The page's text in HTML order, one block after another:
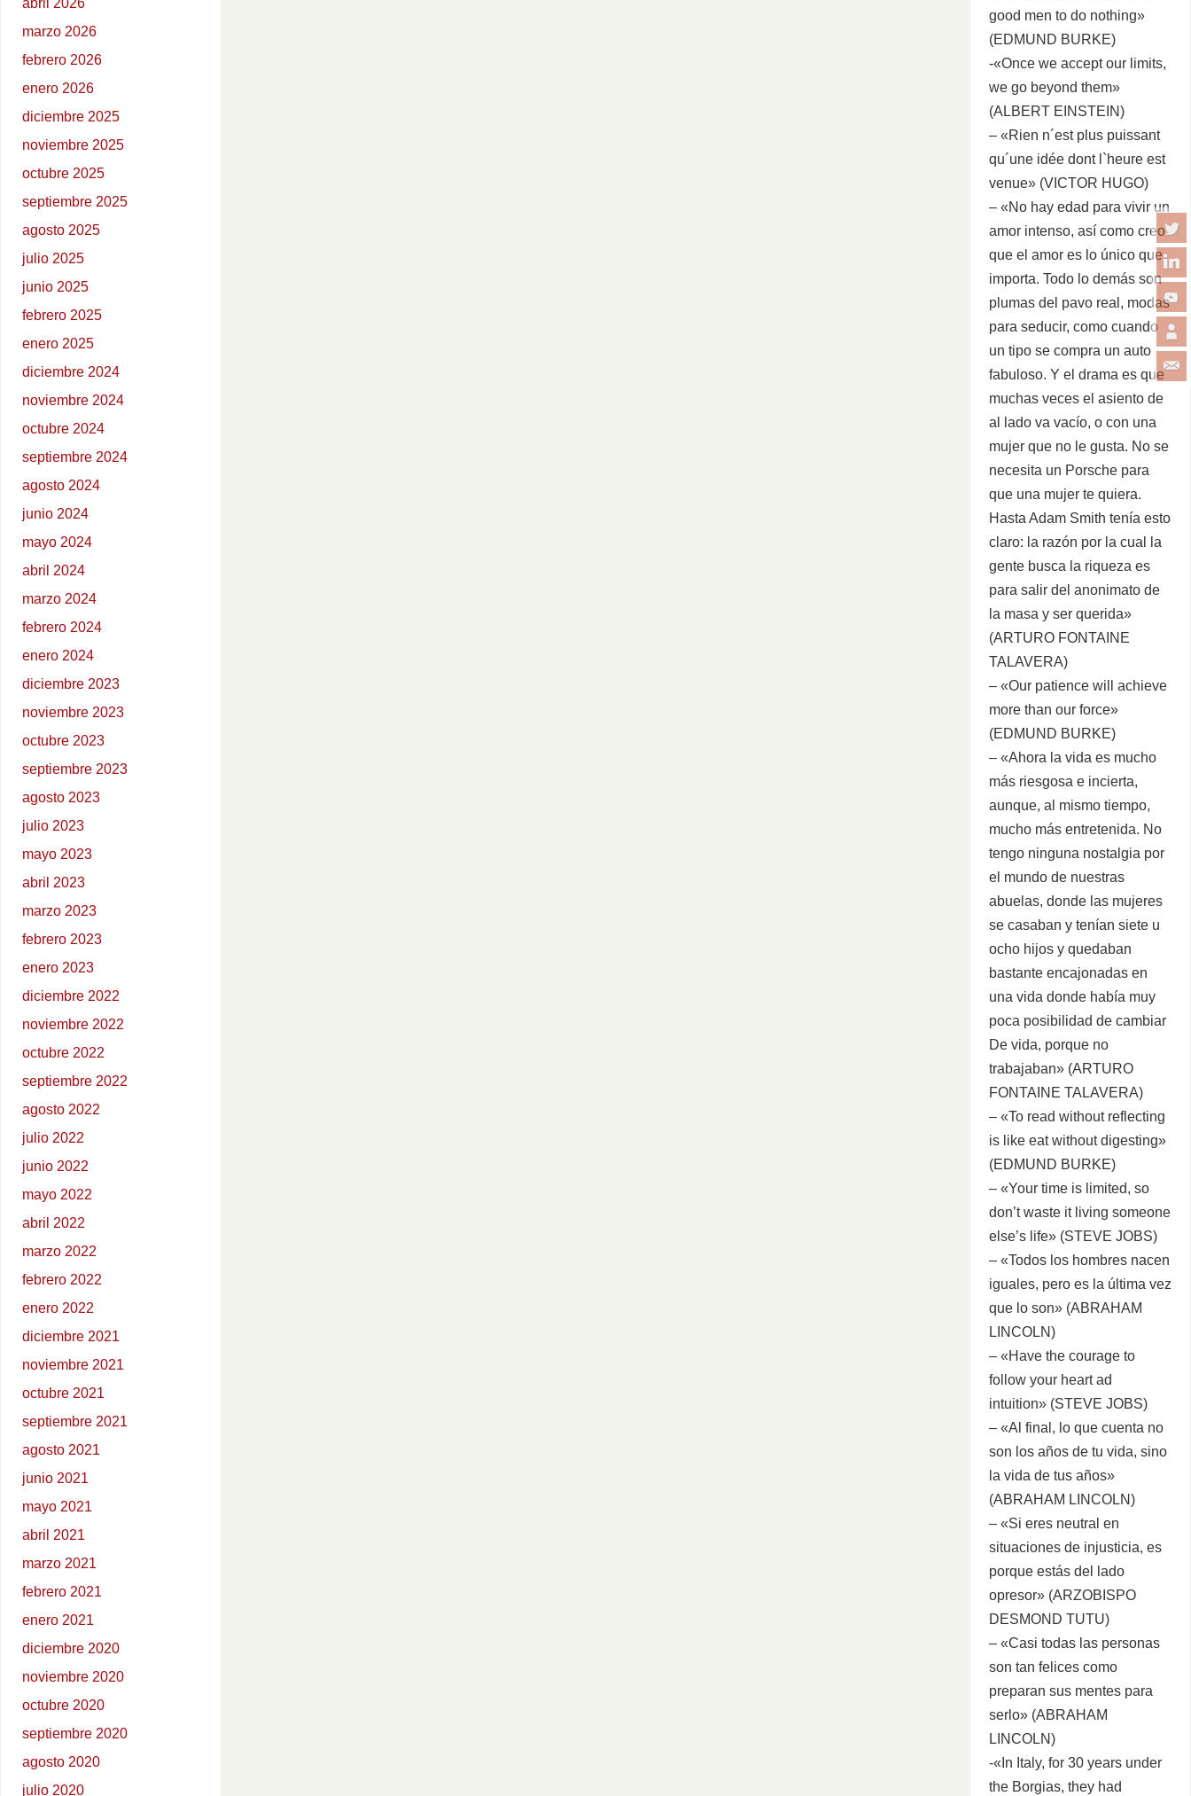
abril 2026
marzo 2026
febrero 2026
enero 2026
diciembre 2025
noviembre 2025
octubre 2025
septiembre 2025
agosto 2025
julio 2025
junio 2025
febrero 2025
enero 2025
diciembre 2024
noviembre 2024
octubre 2024
septiembre 2024
agosto 2024
junio 2024
mayo 2024
abril 2024
marzo 2024
febrero 2024
enero 2024
diciembre 2023
noviembre 2023
octubre 2023
septiembre 2023
agosto 2023
julio 2023
mayo 2023
abril 2023
marzo 2023
febrero 2023
enero 2023
diciembre 2022
noviembre 2022
octubre 2022
septiembre 2022
agosto 2022
julio 2022
junio 2022
mayo 2022
abril 2022
marzo 2022
febrero 2022
enero 2022
diciembre 2021
noviembre 2021
octubre 2021
septiembre 2021
agosto 2021
junio 2021
mayo 2021
abril 2021
marzo 2021
febrero 2021
enero 2021
diciembre 2020
noviembre 2020
octubre 2020
septiembre 2020
agosto 2020
julio 2020
good men to do nothing»
(EDMUND BURKE)
-«Once we accept our limits,
we go beyond them»
(ALBERT EINSTEIN)
– «Rien n´est plus puissant
qu´une idée dont l`heure est
venue» (VICTOR HUGO)
– «No hay edad para vivir un
amor intenso, así como creo
que el amor es lo único que
importa. Todo lo demás son
plumas del pavo real, modas
para seducir, como cuando
un tipo se compra un auto
fabuloso. Y el drama es que
muchas veces el asiento de
al lado va vacío, o con una
mujer que no le gusta. No se
necesita un Porsche para
que una mujer te quiera.
Hasta Adam Smith tenía esto
claro: la razón por la cual la
gente busca la riqueza es
para salir del anonimato de
la masa y ser querida»
(ARTURO FONTAINE
TALAVERA)
– «Our patience will achieve
more than our force»
(EDMUND BURKE)
– «Ahora la vida es mucho
más riesgosa e incierta,
aunque, al mismo tiempo,
mucho más entretenida. No
tengo ninguna nostalgia por
el mundo de nuestras
abuelas, donde las mujeres
se casaban y tenían siete u
ocho hijos y quedaban
bastante encajonadas en
una vida donde había muy
poca posibilidad de cambiar
De vida, porque no
trabajaban» (ARTURO
FONTAINE TALAVERA)
– «To read without reflecting
is like eat without digesting»
(EDMUND BURKE)
– «Your time is limited, so
don’t waste it living someone
else’s life» (STEVE JOBS)
– «Todos los hombres nacen
iguales, pero es la última vez
que lo son» (ABRAHAM
LINCOLN)
– «Have the courage to
follow your heart ad
intuition» (STEVE JOBS)
– «Al final, lo que cuenta no
son los años de tu vida, sino
la vida de tus años»
(ABRAHAM LINCOLN)
– «Si eres neutral en
situaciones de injusticia, es
porque estás del lado
opresor» (ARZOBISPO
DESMOND TUTU)
– «Casi todas las personas
son tan felices como
preparan sus mentes para
serlo» (ABRAHAM
LINCOLN)
-«In Italy, for 30 years under
the Borgias, they had